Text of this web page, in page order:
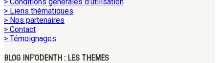
> Liens thématiques
> Nos partenaires
> Contact
> Témoignages
BLOG INF’ODENTH : LES THEMES